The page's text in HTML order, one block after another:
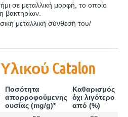
σε μεταλλική μορφή, το οποίο
βακτηρίων.
μεταλλική σύνθεσή του/
Catalon
Ποσότητα
απορροφούμενης
ουσίας (mg/g)*
Καθαρισμός
όχι λιγότερο
από (%)